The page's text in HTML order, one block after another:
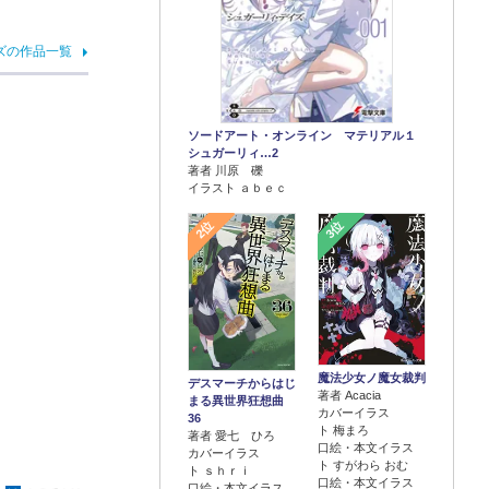
の作品一覧
ソードアート・オンライン マテリアル１
シュガーリィ…2
著者 川原 礫
イラスト ａｂｅｃ
2位
デスマーチからはじ
まる異世界狂想曲
36
著者 愛七 ひろ
カバーイラス
ト ｓｈｒｉ
3位
魔法少女ノ魔女裁判
著者 Acacia
カバーイラス
ト 梅まろ
口絵・本文イラス
ト すがわら おむ
口絵・本文イラス